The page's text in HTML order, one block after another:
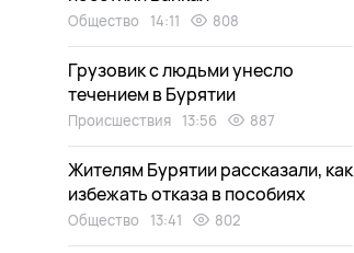
Общество 14:11 808
Грузовик с людьми унесло
течением в Бурятии
Происшествия 13:56 887
Жителям Бурятии рассказали, как
избежать отказа в пособиях
Общество 13:41 802